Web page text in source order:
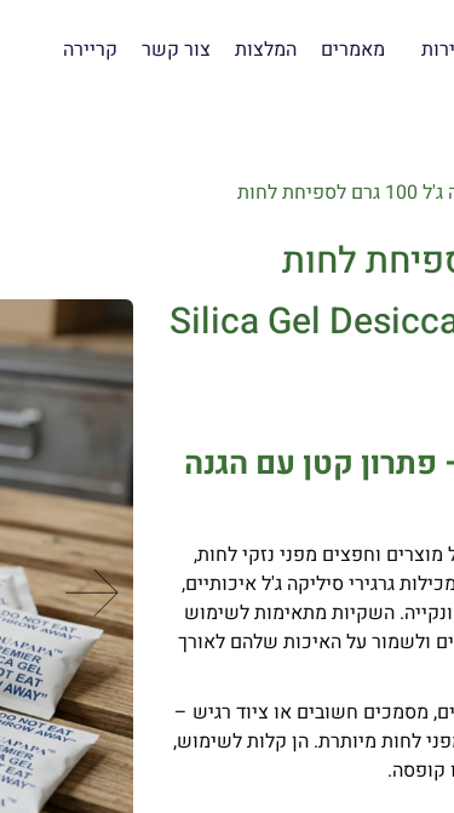
מאמרים המלצות צור קשר קריירה
לחות
Silica Gel
קטן עם הגנה
וחפצים מפני נזקי לחות,
גרגירי סיליקה ג'ל איכותיים,
השקיות מתאימות לשימוש
ולשמור על האיכות שלהם לאורך
מסמכים חשובים או ציוד רגיש –
לחות מיותרת. הן קלות לשימוש,
קופסה.